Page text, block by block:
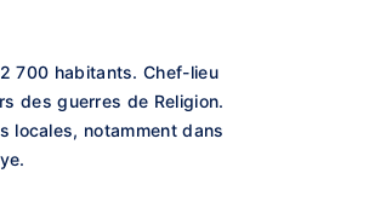
700 habitants. Chef-lieu
des guerres de Religion.
locales, notamment dans